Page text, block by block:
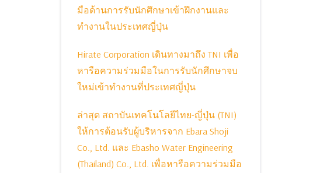
มือด้านการรับนักศึกษาเข้าฝึกงานและ
ทำงานในประเทศญี่ปุ่น
Hirate Corporation เดินทางมาถึง TNI เพื่อ
หารือความร่วมมือในการรับนักศึกษาจบ
ใหม่เข้าทำงานที่ประเทศญี่ปุ่น
ล่าสุด สถาบันเทคโนโลยีไทย-ญี่ปุ่น (TNI)
ให้การต้อนรับผู้บริหารจาก Ebara Shoji
Co., Ltd. และ Ebasho Water Engineering
(Thailand) Co., Ltd. เพื่อหารือความร่วมมือ